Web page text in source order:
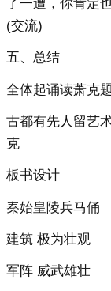
了一遭，你肯定
(交流)
五、总结
全体起诵读萧克
古都有先人留艺
克
板书设计
秦始皇陵兵马俑
建筑 极为壮观
军阵 威武雄壮